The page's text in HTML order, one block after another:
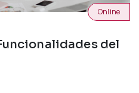
del
Online